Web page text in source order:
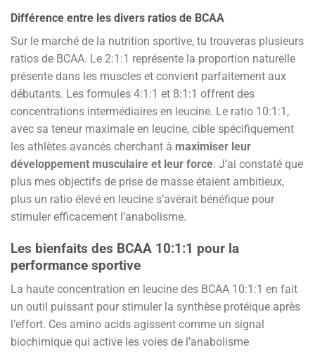
Différence entre les divers ratios de BCAA
Sur le marché de la nutrition sportive, tu trouveras plusieurs
ratios de BCAA. Le 2:1:1 représente la proportion naturelle
présente dans les muscles et convient parfaitement aux
débutants. Les formules 4:1:1 et 8:1:1 offrent des
concentrations intermédiaires en leucine. Le ratio 10:1:1,
avec sa teneur maximale en leucine, cible spécifiquement
les athlètes avancés cherchant à maximiser leur
développement musculaire et leur force. J’ai constaté que
plus mes objectifs de prise de masse étaient ambitieux,
plus un ratio élevé en leucine s’avérait bénéfique pour
stimuler efficacement l’anabolisme.
Les bienfaits des BCAA 10:1:1 pour la
performance sportive
La haute concentration en leucine des BCAA 10:1:1 en fait
un outil puissant pour stimuler la synthèse protéique après
l’effort. Ces amino acids agissent comme un signal
biochimique qui active les voies de l’anabolisme